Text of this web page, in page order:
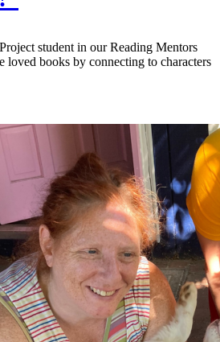
student in our Reading Mentors
loved books by connecting to characters